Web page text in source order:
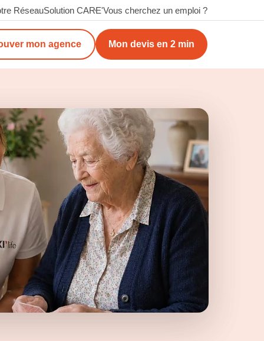
RéseauSolution CARE'Vous cherchez un emploi ?
mon agence Mon devis en 2 min